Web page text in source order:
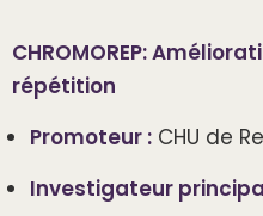
CHROMOREP:
répétition
Promoteur : CHU de
Investigateur